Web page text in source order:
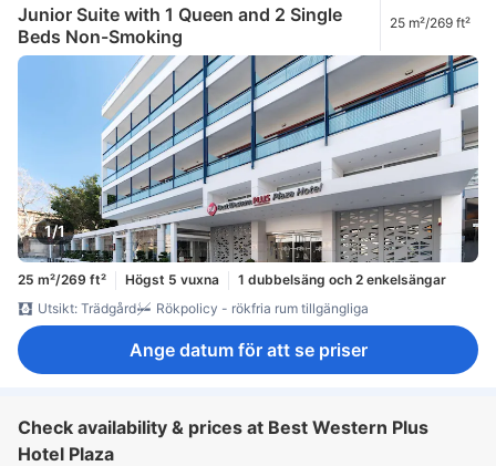
Junior Suite with 1 Queen and 2 Single
Beds Non-Smoking
25 m²/269 ft²
1/1
25 m²/269 ft² Högst 5 vuxna
1 dubbelsäng och 2 enkelsängar
Utsikt: Trädgård
Rökpolicy - rökfria rum tillgängliga
Ange datum för att se priser
Check availability & prices at Best Western Plus
Hotel Plaza